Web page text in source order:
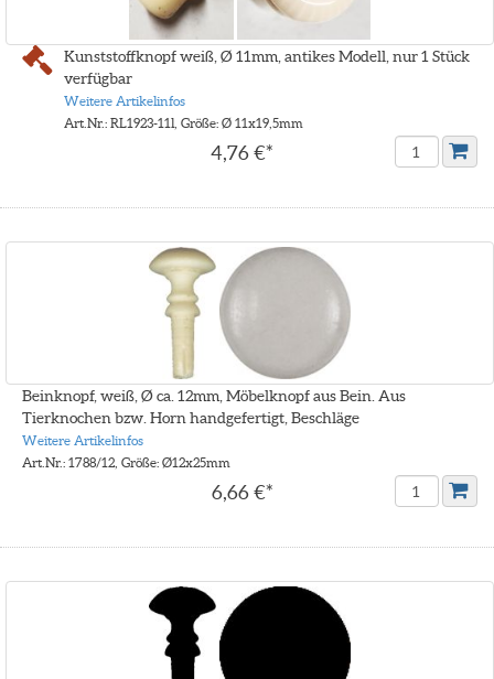
Kunststoffknopf weiß, Ø 11mm, antikes Modell, nur 1 Stück
verfügbar
Weitere Artikelinfos
Art.Nr.: RL1923-11l, Größe: Ø 11x19,5mm
4,76 €*
Beinknopf, weiß, Ø ca. 12mm, Möbelknopf aus Bein. Aus
Tierknochen bzw. Horn handgefertigt, Beschläge
Weitere Artikelinfos
Art.Nr.: 1788/12, Größe: Ø12x25mm
6,66 €*